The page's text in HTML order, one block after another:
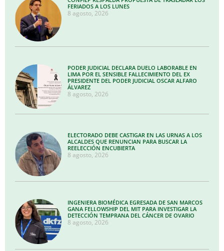
FERIADOS A LOS LUNES
8 agosto, 2026
PODER JUDICIAL DECLARA DUELO LABORABLE EN
LIMA POR EL SENSIBLE FALLECIMIENTO DEL EX
PRESIDENTE DEL PODER JUDICIAL OSCAR ALFARO
ÁLVAREZ
8 agosto, 2026
ELECTORADO DEBE CASTIGAR EN LAS URNAS A LOS
ALCALDES QUE RENUNCIAN PARA BUSCAR LA
REELECCIÓN ENCUBIERTA
8 agosto, 2026
INGENIERA BIOMÉDICA EGRESADA DE SAN MARCOS
GANA FELLOWSHIP DEL MIT PARA INVESTIGAR LA
DETECCIÓN TEMPRANA DEL CÁNCER DE OVARIO
8 agosto, 2026